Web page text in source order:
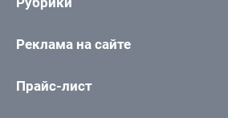
Реклама на сайте
Прайс-лист